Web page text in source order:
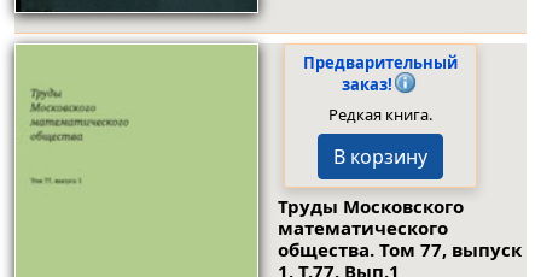
Предварительный
заказ!
Редкая книга.
В корзину
Труды Московского
математического
общества. Том 77, выпуск
1. Т.77. Вып.1